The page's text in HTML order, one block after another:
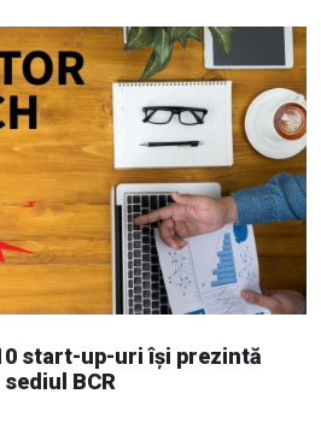
start-up-uri își prezintă
BCR